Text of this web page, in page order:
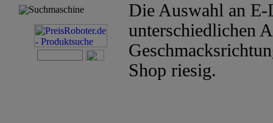
Suchmaschine
Die Auswahl an
unterschiedlichen
Shop riesig.